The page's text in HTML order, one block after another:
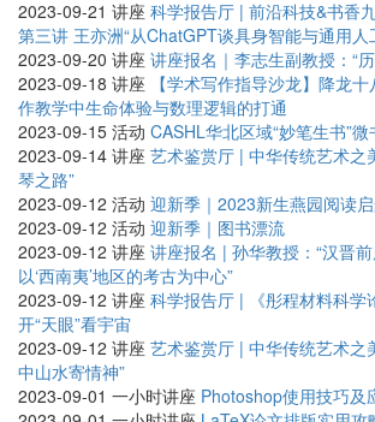
2023-09-21 讲座 科学报告厅 | 前沿科技&书香
第三讲 王亦洲“从ChatGPT谈具身智能与通用人
2023-09-20 讲座 讲座报名｜李志生副教授：“
2023-09-18 讲座
【学术写作指导沙龙】降龙十
作教学中生命体验与数理逻辑的打通
2023-09-15 活动 CASHL华北区域“妙笔生书”
2023-09-14 讲座 艺术鉴赏厅 | 中华传统艺术之
琴之路”
2023-09-12 活动 迎新季｜2023新生燕园阅读
2023-09-12 活动 迎新季｜图书漂流
2023-09-12 讲座 讲座报名 | 孙华教授：“汉晋
以‘西南夷’地区的考古为中心”
2023-09-12 讲座 科学报告厅 | 《彤程材料科学
开“天眼”看宇宙
2023-09-12 讲座 艺术鉴赏厅 | 中华传统艺术之
中山水寄情神”
2023-09-01 一小时讲座 Photoshop使用技巧及